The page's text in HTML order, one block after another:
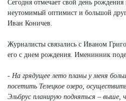
Сегодня отмечает свой день
неутомимый оптимист и большой
Иван Коничев.
Журналисты связались с Иваном
его с днем рождения. Именинник
- На грядущее лето планы у меня
посетить Телецкое озеро,
Эльбрус планирую подняться – выше,